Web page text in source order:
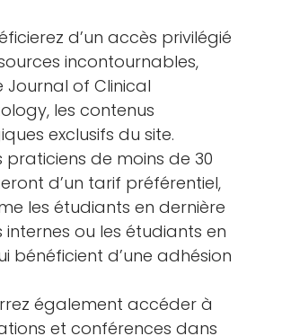
d’un accès privilégié
incontournables,
Journal of Clinical
les contenus
exclusifs du site.
praticiens de moins de 30
d’un tarif préférentiel,
les étudiants en dernière
internes ou les étudiants en
bénéficient d’une adhésion
également accéder à
et conférences dans